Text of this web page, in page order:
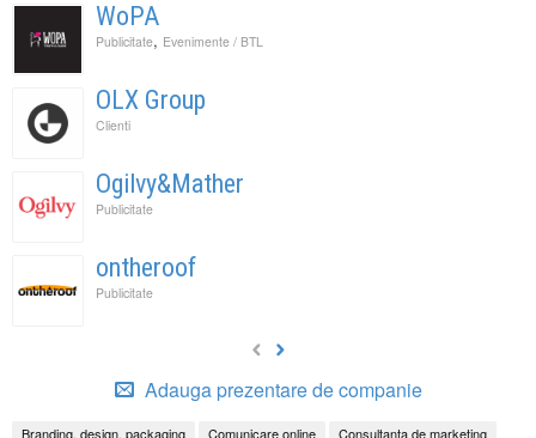
WoPA
Publicitate, Evenimente / BTL
OLX Group
Clienti
Ogilvy&Mather
Publicitate
ontheroof
Publicitate
Adauga prezentare de companie
Branding, design, packaging Comunicare online Consultanta de marketing